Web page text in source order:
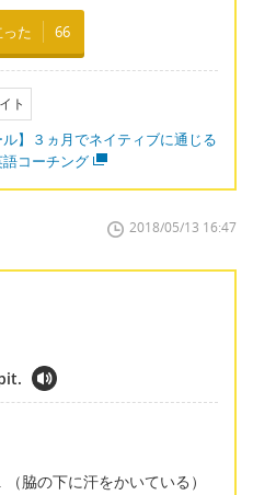
た 66
ト
ル】３ヵ月でネイティブに通じる
コーチング
2018/05/13 16:47
脇の下に汗をかいている）